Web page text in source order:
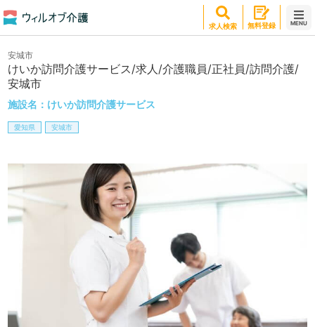
求人検索 無料登録 MENU
けいか訪問介護サービス/求人/介護職員/正社員/訪問介護/
安城市
施設名： けいか訪問介護サービス
安城市
愛知県 安城市